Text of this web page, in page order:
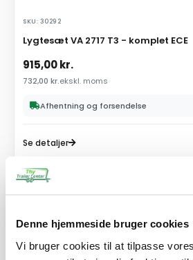
Denne hjemmeside bruger cookies
Vi bruger cookies til at tilpasse
SKU: 30292
Lygtesæt VA 2717 T3 - komplet ECE
915,00kr.
732,00 kr.ekskl. moms
Afhentning og forsendelse
Se detaljer